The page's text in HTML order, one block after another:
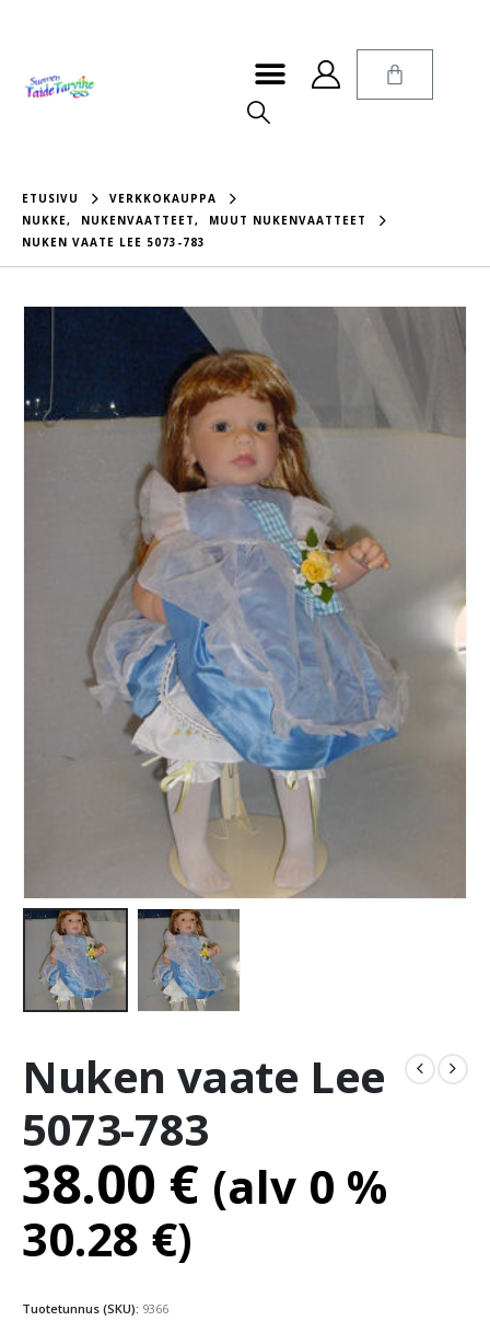
ETUSIVU
VERKKOKAUPPA
NUKKE, NUKENVAATTEET,
MUUT NUKENVAATTEET
NUKEN VAATE LEE 5073-783
Nuken vaate Lee
5073-783
38.00 € (alv 0 %
30.28 €)
Tuotetunnus (SKU): 9366